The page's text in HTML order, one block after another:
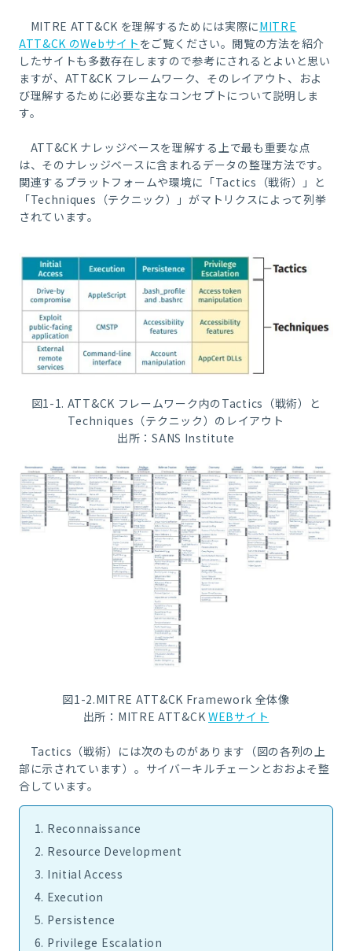
MITRE ATT&CK を理解するためには実際にMITRE
ATT&CK のWebサイト をご覧ください。閲覧の方法を紹介
したサイトも多数存在しますので参考にされるとよいと思い
ますが、 ATT&CK フレームワーク、そのレイアウト、およ
び理解するために必要な主なコンセプトについて説明しま
す。
ATT&CK ナレッジベースを理解する上で最も重要な点
は、そのナレッジベースに含まれるデータの整理方法です。
関連するプラットフォームや環境に「Tactics （戦術）」と
「Techniques （テクニック）」がマトリクスによって列挙
されています。
図1-1. ATT&CK フレームワーク内の Tactics （戦術）と
Techniques （テクニック）のレイアウト
出所：SANS Institute
図1-2.MITRE ATT&CK Framework 全体像
出所：MITRE ATT&CK WEBサイト
Tactics （戦術）には次のものがあります（図の各列の上
部に示されています）。サイバーキルチェーンとおおよそ整
合しています。
Reconnaissance
Resource Development
Initial Access
Execution
Persistence
Privilege Escalation